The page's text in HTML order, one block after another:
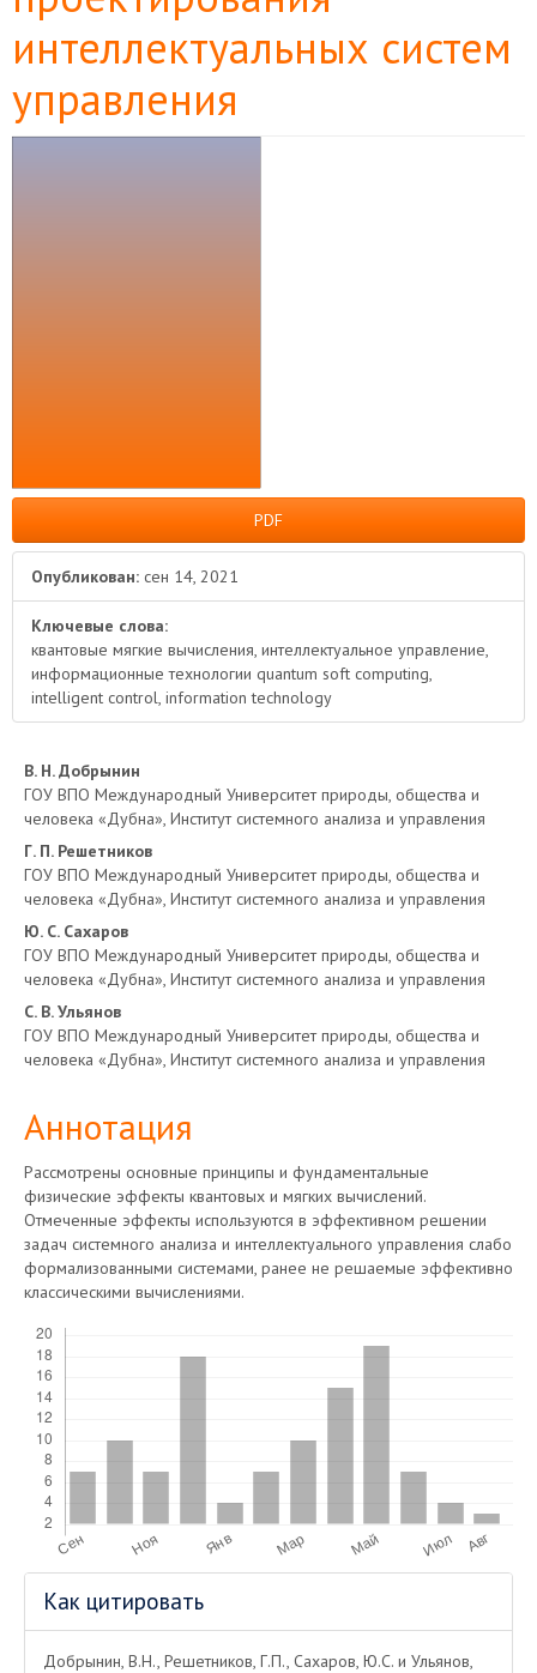
интеллектуальных систем
управления
PDF
Опубликован: сен 14, 2021
Ключевые слова:
квантовые мягкие вычисления, интеллектуальное управление,
информационные технологии quantum soft computing,
intelligent control, information technology
Основное
содержимое
статьи
В. Н. Добрынин
ГОУ ВПО Международный Университет природы, общества и
человека «Дубна», Институт системного анализа и управления
Г. П. Решетников
ГОУ ВПО Международный Университет природы, общества и
человека «Дубна», Институт системного анализа и управления
Ю. С. Сахаров
ГОУ ВПО Международный Университет природы, общества и
человека «Дубна», Институт системного анализа и управления
С. В. Ульянов
ГОУ ВПО Международный Университет природы, общества и
человека «Дубна», Институт системного анализа и управления
Аннотация
Рассмотрены основные принципы и фундаментальные
физические эффекты квантовых и мягких вычислений.
Отмеченные эффекты используются в эффективном решении
задач системного анализа и интеллектуального управления слабо
формализованными системами, ранее не решаемые эффективно
классическими вычислениями.
Информация
о статье
Как цитировать
Добрынин, В.Н., Решетников, Г.П., Сахаров, Ю.С. и Ульянов,